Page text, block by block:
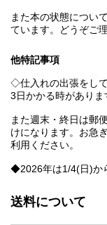
また本の状態につい
ています。どうぞご
他特記事項
◇仕入れの出張をし
3日かかる時がありま
また週末・終日は郵
けになります。お急
利用ください。
◆2026年は1/4(日)か
送料について